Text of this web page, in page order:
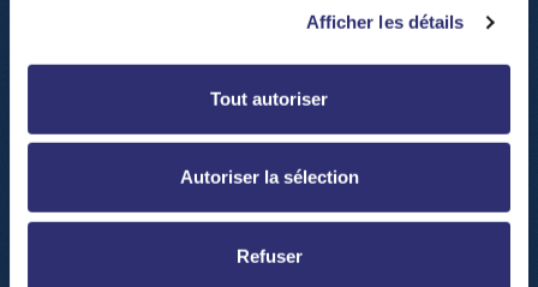
Afficher les détails
Tout autoriser
Autoriser la sélection
Refuser
Mute Settings
Enter
Play